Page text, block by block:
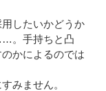
したいかどうか
。手持ちと凸
かによるのでは
みません。